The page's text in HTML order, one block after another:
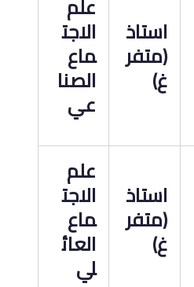
استاذ
(متفر
غ)
علم
الاجت
ماع
الصنا
عي
استاذ
(متفر
غ)
علم
الاجت
ماع
العائ
لي